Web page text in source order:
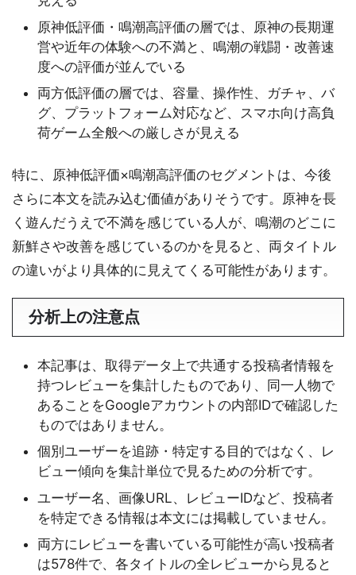
原神低評価・鳴潮高評価の層では、原神の長期運
営や近年の体験への不満と、鳴潮の戦闘・改善速
度への評価が並んでいる
両方低評価の層では、容量、操作性、ガチャ、バ
グ、プラットフォーム対応など、スマホ向け高負
荷ゲーム全般への厳しさが見える
特に、原神低評価×鳴潮高評価のセグメントは、今後
さらに本文を読み込む価値がありそうです。原神を長
く遊んだうえで不満を感じている人が、鳴潮のどこに
新鮮さや改善を感じているのかを見ると、両タイトル
の違いがより具体的に見えてくる可能性があります。
分析上の注意点
本記事は、取得データ上で共通する投稿者情報を
持つレビューを集計したものであり、同一人物で
あることをGoogleアカウントの内部IDで確認した
ものではありません。
個別ユーザーを追跡・特定する目的ではなく、レ
ビュー傾向を集計単位で見るための分析です。
ユーザー名、画像URL、レビューIDなど、投稿者
を特定できる情報は本文には掲載していません。
両方にレビューを書いている可能性が高い投稿者
は578件で、各タイトルの全レビューから見ると